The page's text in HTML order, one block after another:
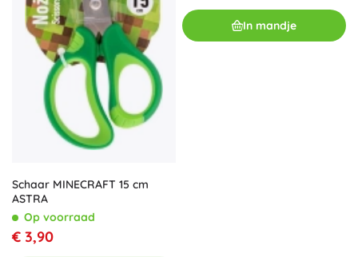
Schaar MINECRAFT 15 cm
ASTRA
Op voorraad
€ 3,90
In mandje